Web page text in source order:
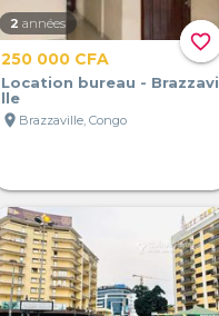
favorite_border
2 années
250 000 CFA
Location bureau - Brazzavi
lle
location_on Brazzaville, Congo